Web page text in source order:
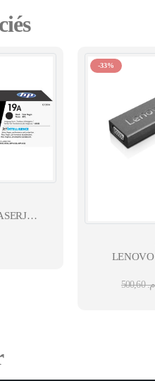
M132
-33%
500,60